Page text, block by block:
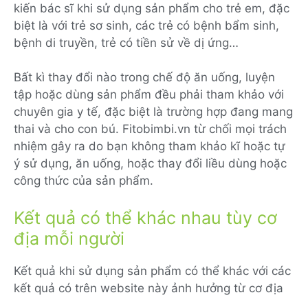
kiến bác sĩ khi sử dụng sản phẩm cho trẻ em, đặc
biệt là với trẻ sơ sinh, các trẻ có bệnh bẩm sinh,
bệnh di truyền, trẻ có tiền sử về dị ứng…
Bất kì thay đổi nào trong chế độ ăn uống, luyện
tập hoặc dùng sản phẩm đều phải tham khảo với
chuyên gia y tế, đặc biệt là trường hợp đang mang
thai và cho con bú. Fitobimbi.vn từ chối mọi trách
nhiệm gây ra do bạn không tham khảo kĩ hoặc tự
ý sử dụng, ăn uống, hoặc thay đổi liều dùng hoặc
công thức của sản phẩm.
Kết quả có thể khác nhau tùy cơ
địa mỗi người
Kết quả khi sử dụng sản phẩm có thể khác với các
kết quả có trên website này ảnh hưởng từ cơ địa